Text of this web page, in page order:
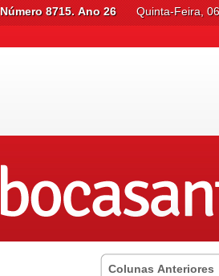
Número 8715. Ano 26 Quinta-Feira,
Colunas Anteriores